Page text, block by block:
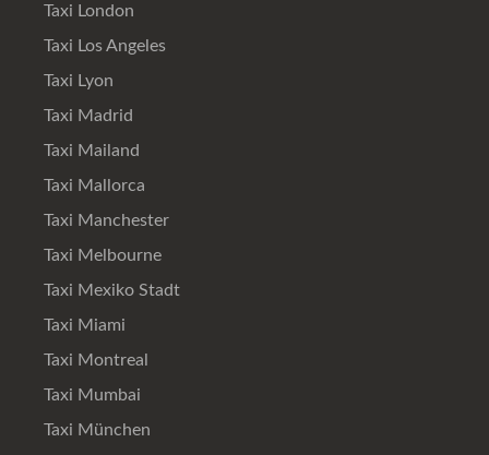
Taxi London
Taxi Los Angeles
Taxi Lyon
Taxi Madrid
Taxi Mailand
Taxi Mallorca
Taxi Manchester
Taxi Melbourne
Taxi Mexiko Stadt
Taxi Miami
Taxi Montreal
Taxi Mumbai
Taxi München